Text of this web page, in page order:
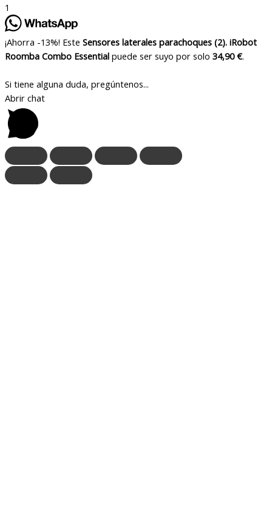
1
¡Ahorra -13%! Este Sensores laterales parachoques (2). iRobot
Roomba Combo Essential puede ser suyo por solo 34,90 €.
Si tiene alguna duda, pregúntenos...
Abrir chat